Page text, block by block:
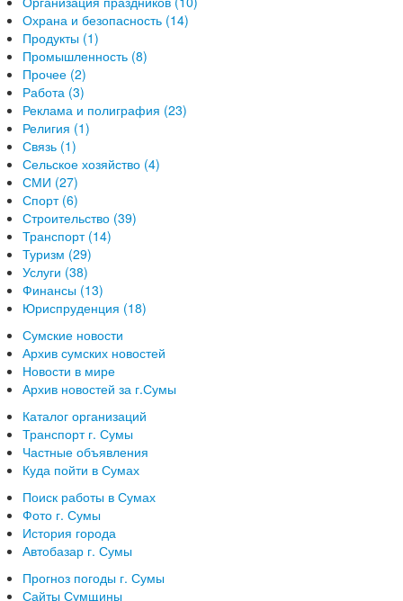
Охрана и безопасность (14)
Продукты (1)
Промышленность (8)
Прочее (2)
Работа (3)
Реклама и полиграфия (23)
Религия (1)
Связь (1)
Сельское хозяйство (4)
СМИ (27)
Спорт (6)
Строительство (39)
Транспорт (14)
Туризм (29)
Услуги (38)
Финансы (13)
Юриспруденция (18)
Сумские новости
Архив сумских новостей
Новости в мире
Архив новостей за г.Сумы
Каталог организаций
Транспорт г. Сумы
Частные объявления
Куда пойти в Сумах
Поиск работы в Сумах
Фото г. Сумы
История города
Автобазар г. Сумы
Прогноз погоды г. Сумы
Сайты Сумщины